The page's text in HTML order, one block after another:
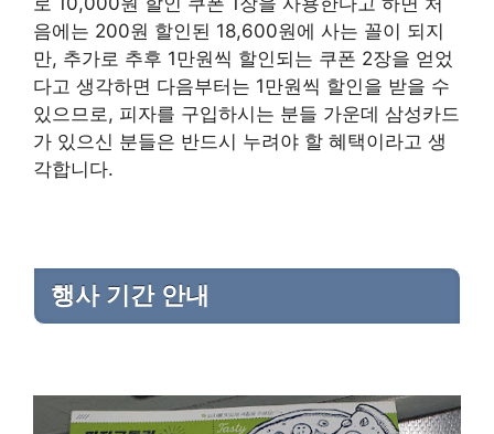
음에는 200원 할인된 18,600원에 사는 꼴이 되지
만, 추가로 추후 1만원씩 할인되는 쿠폰 2장을 얻었
다고 생각하면 다음부터는 1만원씩 할인을 받을 수
있으므로, 피자를 구입하시는 분들 가운데 삼성카드
가 있으신 분들은 반드시 누려야 할 혜택이라고 생
각합니다.
행사 기간 안내